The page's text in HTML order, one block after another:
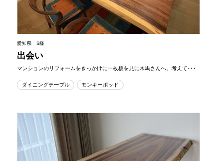
愛知県 S様
出会い
マンションのリフォームをきっかけに一枚板を見に木馬さんへ。考えて･･･
ダイニングテーブル モンキーポッド